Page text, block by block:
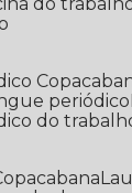
periódico
do